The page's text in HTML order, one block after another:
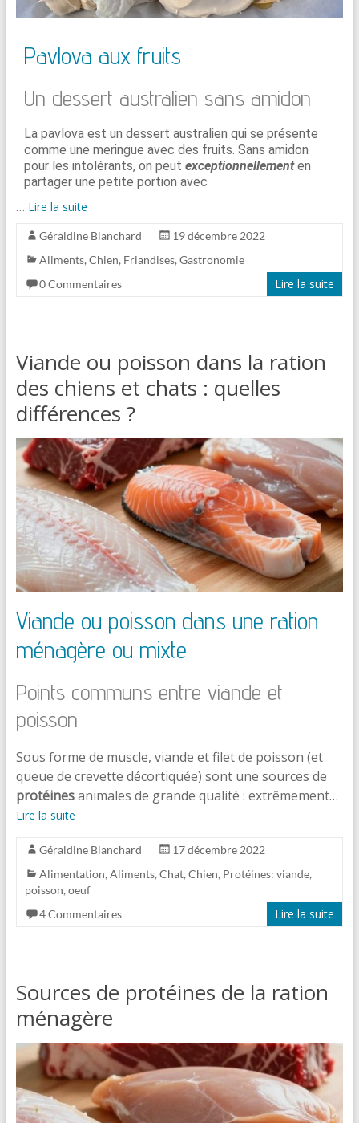
Pavlova aux fruits
Un dessert australien sans amidon
La pavlova est un dessert australien qui se présente
comme une meringue avec des fruits. Sans amidon
pour les intolérants, on peut exceptionnellementen
partager une petite portion avec
… Lire la suite
Géraldine Blanchard
19 décembre 2022
Aliments, Chien, Friandises, Gastronomie
0 Commentaires
Lire la suite
Viande ou poisson dans la ration
des chiens et chats : quelles
différences ?
Viande ou poisson dans une ration
ménagère ou mixte
Points communs entre viande et
poisson
Sous forme de muscle, viande et filet de poisson (et
queue de crevette décortiquée) sont une sources de
protéinesanimales de grande qualité : extrêmement…
Lire la suite
Géraldine Blanchard
17 décembre 2022
Alimentation, Aliments, Chat, Chien, Protéines: viande,
poisson, oeuf
4 Commentaires
Lire la suite
Sources de protéines de la ration
ménagère